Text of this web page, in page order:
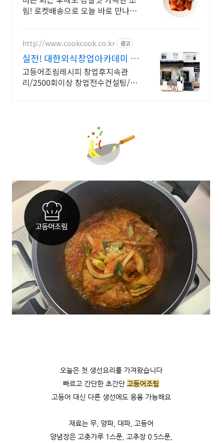
림! 로켓배송으로 오늘 바로 만나보
요.
http://www.cookcook.co.kr 광고
실전! 대한외식창업아카데미 창
업전문1:1교육
고등어조림레시피 창업후지속관
리/2500회이상 창업전수컨설팅/27
오늘은 첫 생선요리를 가져왔습니다
빠르고 간단한 초간단 고등어조림
고등어 대신 다른 생선에도 응용 가능해요
재료는 무, 양파, 대파, 고등어
양념장은 고춧가루 1스푼, 고추장 0.5스푼,